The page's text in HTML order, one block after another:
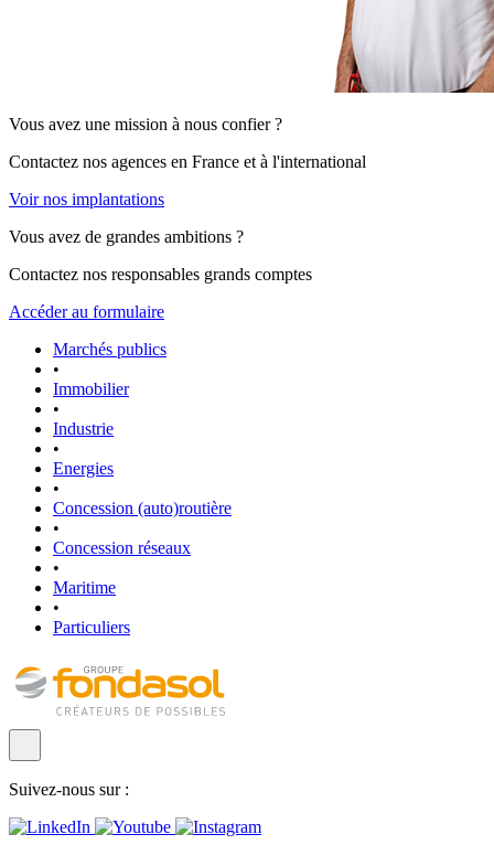
Vous avez une mission à nous confier ?
Contactez nos agences en France et à l'international
Voir nos implantations
Vous avez de grandes ambitions ?
Contactez nos responsables grands comptes
Accéder au formulaire
Marchés publics
•
Immobilier
•
Industrie
•
Energies
•
Concession (auto)routière
•
Concession réseaux
•
Maritime
•
Particuliers
Suivez-nous sur :